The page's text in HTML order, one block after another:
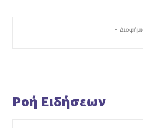
-
Ροή Ειδήσεων